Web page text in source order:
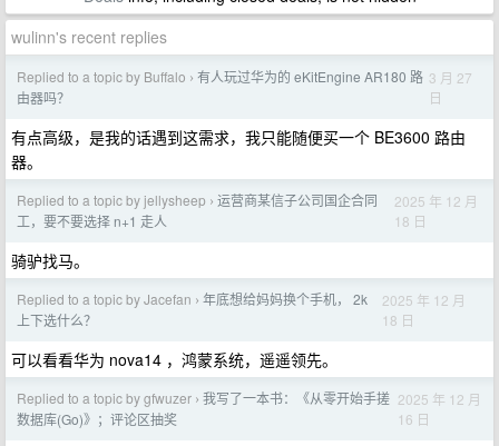
wulinn's recent replies
Replied to a topic by Buffalo › 有人玩过华为的 eKitEngine AR180 路
由器吗？
3 月 27
日
有点高级，是我的话遇到这需求，我只能随便买一个 BE3600 路由
器。
Replied to a topic by jellysheep › 运营商某信子公司国企合同
工，要不要选择 n+1 走人
2025 年 12 月
18 日
骑驴找马。
Replied to a topic by Jacefan › 年底想给妈妈换个手机， 2k
上下选什么？
2025 年 12 月
18 日
可以看看华为 nova14 ，鸿蒙系统，遥遥领先。
Replied to a topic by gfwuzer › 我写了一本书：《从零开始手搓
数据库(Go)》；评论区抽奖
2025 年 12 月
16 日